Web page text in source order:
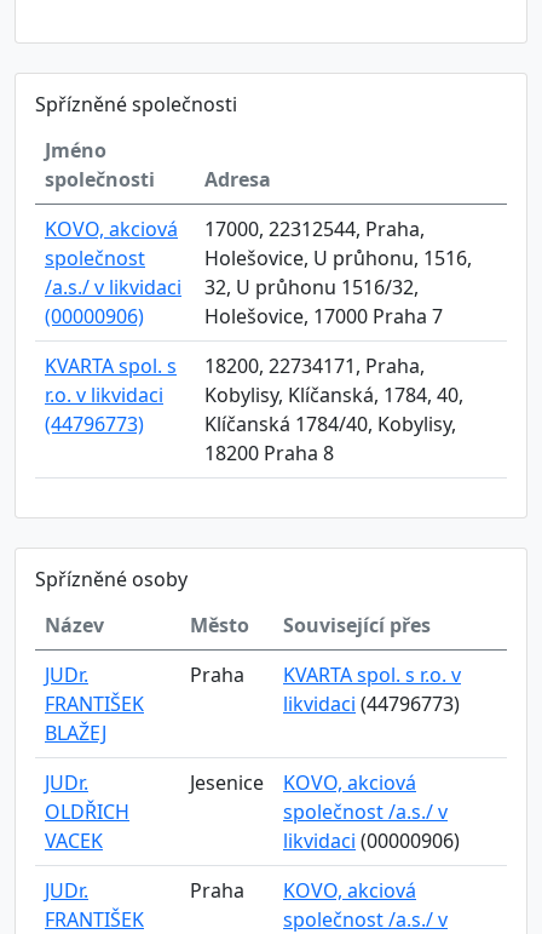
Spřízněné společnosti
Jméno
společnosti
Adresa
KOVO, akciová
společnost
/a.s./ v likvidaci
(00000906)
17000, 22312544, Praha,
Holešovice, U průhonu, 1516,
32, U průhonu 1516/32,
Holešovice, 17000 Praha 7
KVARTA spol. s
r.o. v likvidaci
(44796773)
18200, 22734171, Praha,
Kobylisy, Klíčanská, 1784, 40,
Klíčanská 1784/40, Kobylisy,
18200 Praha 8
Spřízněné osoby
Název
Město
Související přes
JUDr.
FRANTIŠEK
BLAŽEJ
Praha
KVARTA spol. s r.o. v
likvidaci (44796773)
JUDr.
OLDŘICH
VACEK
Jesenice
KOVO, akciová
společnost /a.s./ v
likvidaci (00000906)
JUDr.
FRANTIŠEK
Praha
KOVO, akciová
společnost /a.s./ v